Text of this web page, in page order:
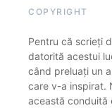
COPYRIGHT
Pentru că scrieți
datorită acestui
când preluați un
care v-a inspirat.
această conduită